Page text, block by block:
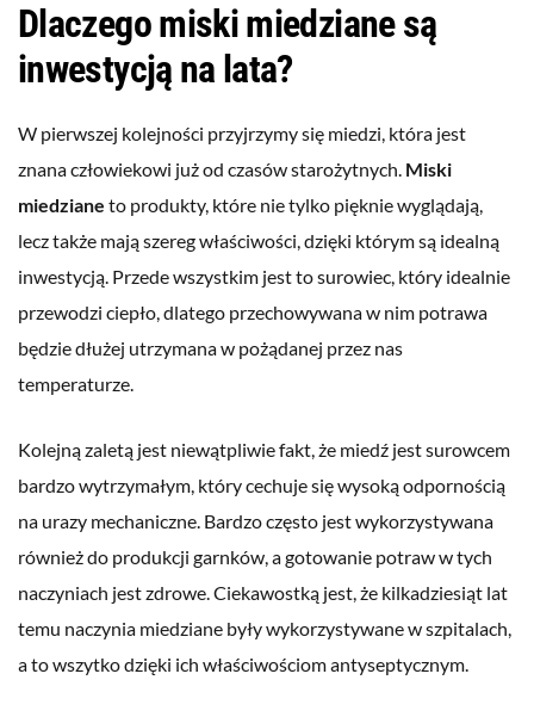
Dlaczego miski miedziane są
inwestycją na lata?
W pierwszej kolejności przyjrzymy się miedzi, która jest
znana człowiekowi już od czasów starożytnych. Miski
miedziane to produkty, które nie tylko pięknie wyglądają,
lecz także mają szereg właściwości, dzięki którym są idealną
inwestycją. Przede wszystkim jest to surowiec, który idealnie
przewodzi ciepło, dlatego przechowywana w nim potrawa
będzie dłużej utrzymana w pożądanej przez nas
temperaturze.
Kolejną zaletą jest niewątpliwie fakt, że miedź jest surowcem
bardzo wytrzymałym, który cechuje się wysoką odpornością
na urazy mechaniczne. Bardzo często jest wykorzystywana
również do produkcji garnków, a gotowanie potraw w tych
naczyniach jest zdrowe. Ciekawostką jest, że kilkadziesiąt lat
temu naczynia miedziane były wykorzystywane w szpitalach,
a to wszytko dzięki ich właściwościom antyseptycznym.